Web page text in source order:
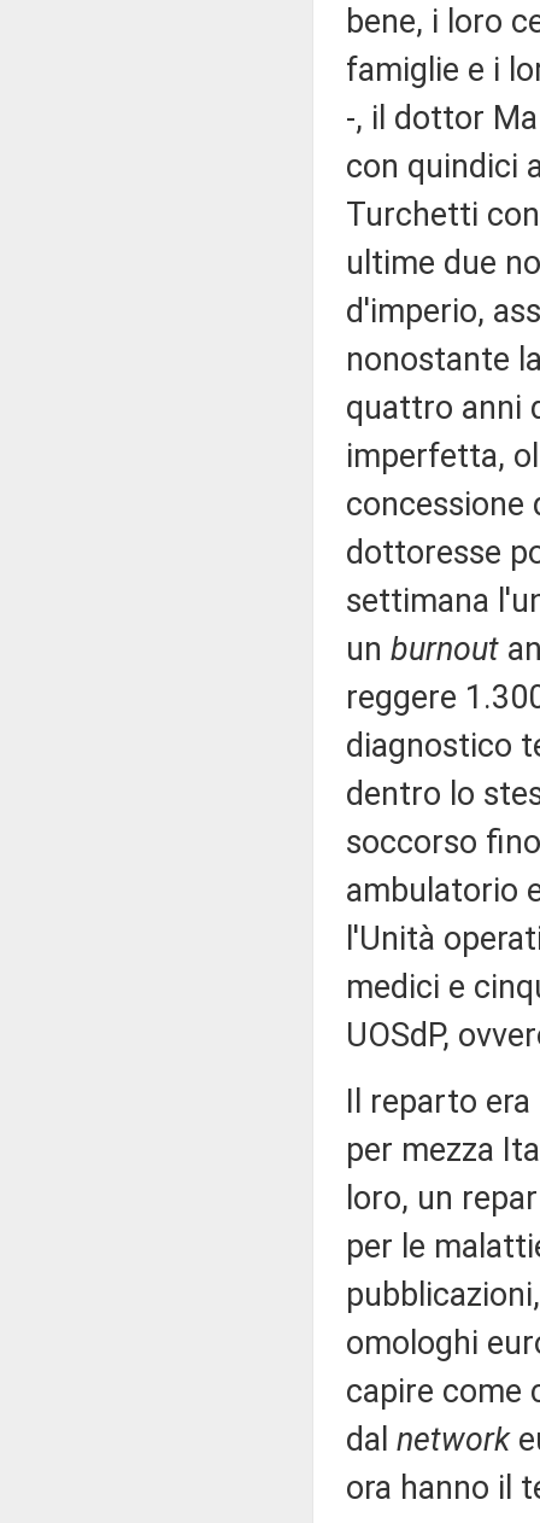
bene, i loro
famiglie e i
-, il dottor
con quindici
Turchetti
ultime due
d'imperio,
nonostante
quattro anni
imperfetta,
concessione
dottoresse
settimana
un burnout
reggere
diagnostico
dentro lo
soccorso
ambulatorio
l'Unità
medici e
UOSdP,
Il reparto
per mezza
loro, un
per le
omologhi
capire come
dal network
ora hanno il